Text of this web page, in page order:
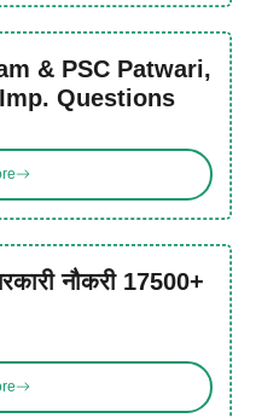
& PSC Patwari,
Questions
नौकरी 17500+